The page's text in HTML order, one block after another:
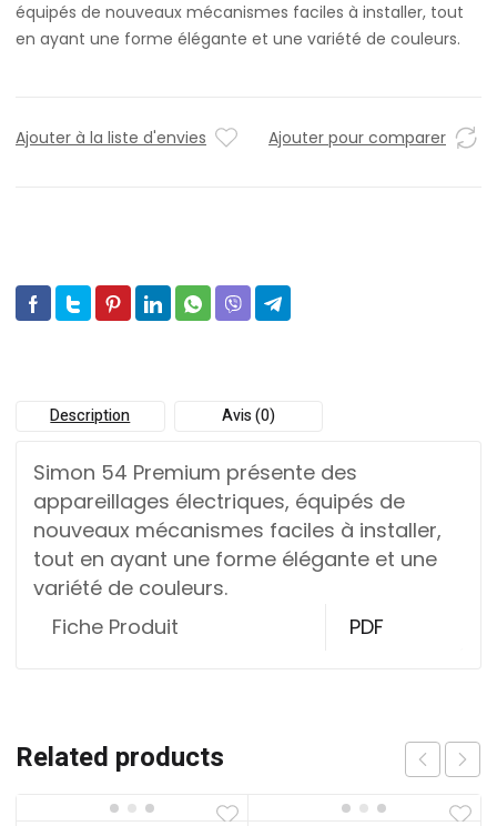
équipés de nouveaux mécanismes faciles à installer, tout
en ayant une forme élégante et une variété de couleurs.
Ajouter à la liste d'envies Ajouter pour comparer
Description Avis (0)
Simon 54 Premium présente des
appareillages électriques, équipés de
nouveaux mécanismes faciles à installer,
tout en ayant une forme élégante et une
variété de couleurs.
Fiche Produit
PDF
Related products